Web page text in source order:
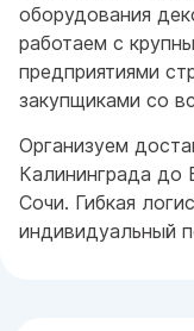
оборудования
работаем с
предприятиями
закупщиками со
Организуем
Калининграда до
Сочи. Гибкая
индивидуальный